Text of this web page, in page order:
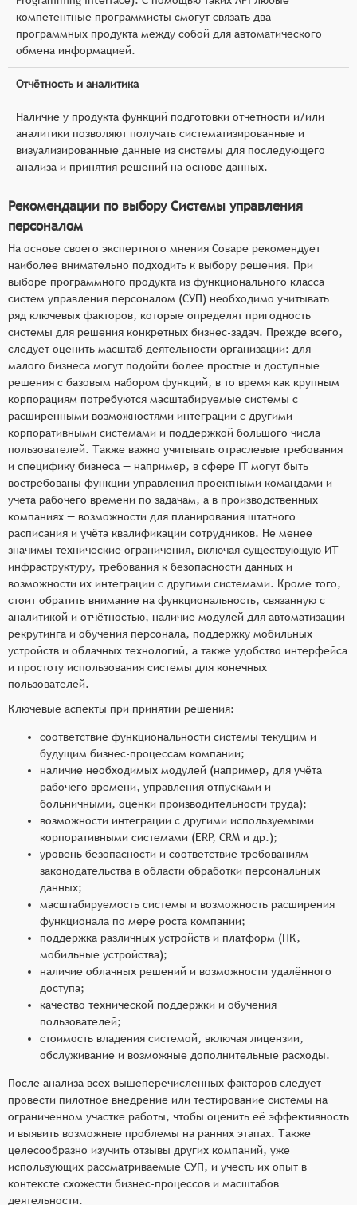
компетентные программисты смогут связать два
программных продукта между собой для автоматического
обмена информацией.
Отчётность и аналитика
Наличие у продукта функций подготовки отчётности и/или
аналитики позволяют получать систематизированные и
визуализированные данные из системы для последующего
анализа и принятия решений на основе данных.
Рекомендации по выбору Системы управления
персоналом
На основе своего экспертного мнения Соваре рекомендует
наиболее внимательно подходить к выбору решения. При
выборе программного продукта из функционального класса
систем управления персоналом (СУП) необходимо учитывать
ряд ключевых факторов, которые определят пригодность
системы для решения конкретных бизнес-задач. Прежде всего,
следует оценить масштаб деятельности организации: для
малого бизнеса могут подойти более простые и доступные
решения с базовым набором функций, в то время как крупным
корпорациям потребуются масштабируемые системы с
расширенными возможностями интеграции с другими
корпоративными системами и поддержкой большого числа
пользователей. Также важно учитывать отраслевые требования
и специфику бизнеса — например, в сфере IT могут быть
востребованы функции управления проектными командами и
учёта рабочего времени по задачам, а в производственных
компаниях — возможности для планирования штатного
расписания и учёта квалификации сотрудников. Не менее
значимы технические ограничения, включая существующую ИТ-
инфраструктуру, требования к безопасности данных и
возможности их интеграции с другими системами. Кроме того,
стоит обратить внимание на функциональность, связанную с
аналитикой и отчётностью, наличие модулей для автоматизации
рекрутинга и обучения персонала, поддержку мобильных
устройств и облачных технологий, а также удобство интерфейса
и простоту использования системы для конечных
пользователей.
Ключевые аспекты при принятии решения:
соответствие функциональности системы текущим и
будущим бизнес-процессам компании;
наличие необходимых модулей (например, для учёта
рабочего времени, управления отпусками и
больничными, оценки производительности труда);
возможности интеграции с другими используемыми
корпоративными системами (ERP, CRM и др.);
уровень безопасности и соответствие требованиям
законодательства в области обработки персональных
данных;
масштабируемость системы и возможность расширения
функционала по мере роста компании;
поддержка различных устройств и платформ (ПК,
мобильные устройства);
наличие облачных решений и возможности удалённого
доступа;
качество технической поддержки и обучения
пользователей;
стоимость владения системой, включая лицензии,
обслуживание и возможные дополнительные расходы.
После анализа всех вышеперечисленных факторов следует
провести пилотное внедрение или тестирование системы на
ограниченном участке работы, чтобы оценить её эффективность
и выявить возможные проблемы на ранних этапах. Также
целесообразно изучить отзывы других компаний, уже
использующих рассматриваемые СУП, и учесть их опыт в
контексте схожести бизнес-процессов и масштабов
деятельности.